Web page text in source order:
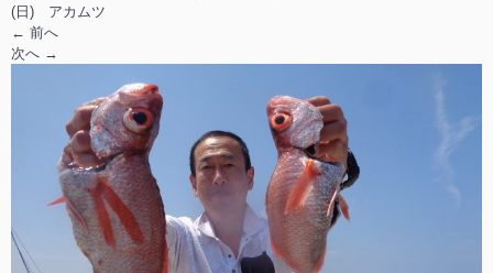
(日) アカムツ
← 前へ
次へ →